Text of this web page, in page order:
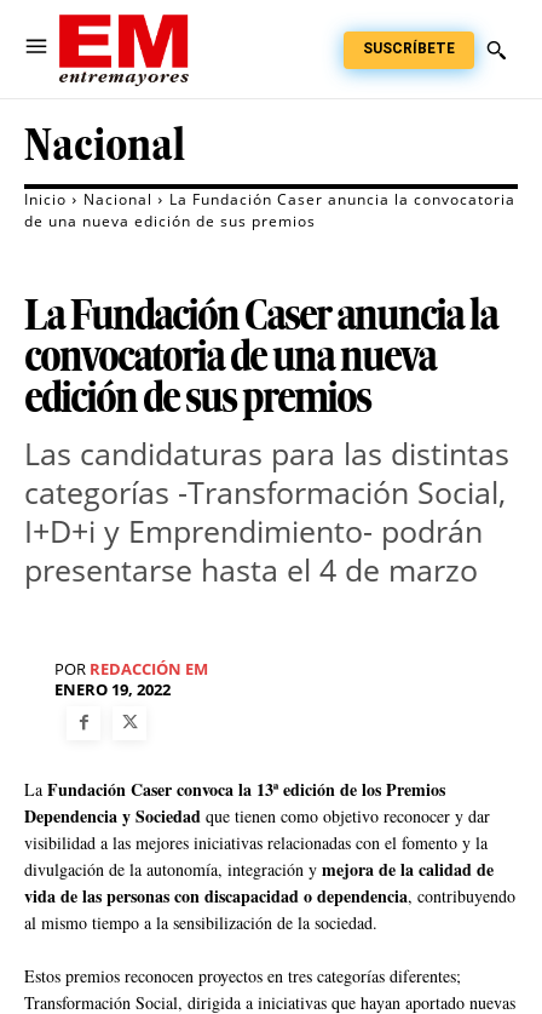
SUSCRÍBETE
Nacional
Inicio Nacional
La Fundación Caser anuncia la convocatoria
de una nueva edición de sus premios
La Fundación Caser anuncia la
convocatoria de una nueva
edición de sus premios
Las candidaturas para las distintas
categorías -Transformación Social,
I+D+i y Emprendimiento- podrán
presentarse hasta el 4 de marzo
POR REDACCIÓN EM
ENERO 19, 2022
La Fundación Caser convoca la 13ª edición de los Premios
Dependencia y Sociedad que tienen como objetivo reconocer y dar
visibilidad a las mejores iniciativas relacionadas con el fomento y la
divulgación de la autonomía, integración y mejora de la calidad de
vida de las personas con discapacidad o dependencia, contribuyendo
al mismo tiempo a la sensibilización de la sociedad.
Estos premios reconocen proyectos en tres categorías diferentes;
Transformación Social, dirigida a iniciativas que hayan aportado nuevas